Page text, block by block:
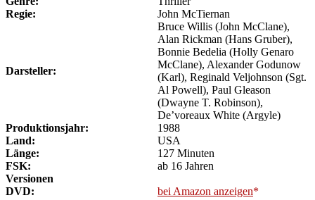
Regie:
John McTiernan
Darsteller:
Bruce Willis (John McClane),
Alan Rickman (Hans Gruber),
Bonnie Bedelia (Holly Genaro
McClane), Alexander Godunow
(Karl), Reginald Veljohnson (Sgt.
Al Powell), Paul Gleason
(Dwayne T. Robinson),
De’voreaux White (Argyle)
Produktionsjahr:
1988
Land:
USA
Länge:
127 Minuten
FSK:
ab 16 Jahren
Versionen
DVD:
bei Amazon anzeigen